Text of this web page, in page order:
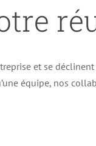
et se déclinent
équipe, nos